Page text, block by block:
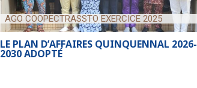
AGO COOPECTRASSTO EXERCICE 2025
LE PLAN D’AFFAIRES QUINQUENNAL 2026-
2030 ADOPTÉ